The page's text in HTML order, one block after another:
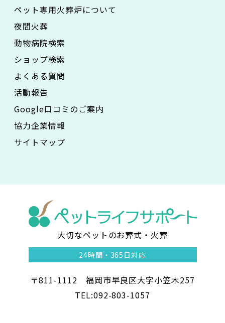
ペット専用火葬炉について
夜間火葬
動物病院検索
ショップ検索
よくある質問
活動報告
Google口コミのご案内
協力企業情報
サイトマップ
ッ
ト
大切なペットのお葬式・火葬
24時間・ 365日対応
〒811-1112 福岡市早良区大字小笠木257
TEL:092-803-1057